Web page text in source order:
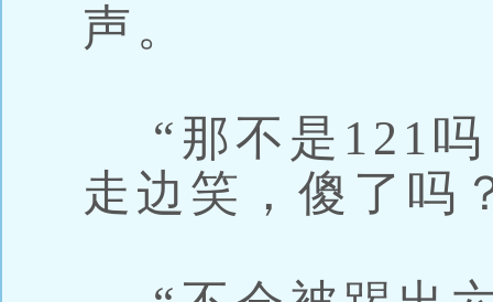
声。
“那不是121吗
走边笑，傻了吗